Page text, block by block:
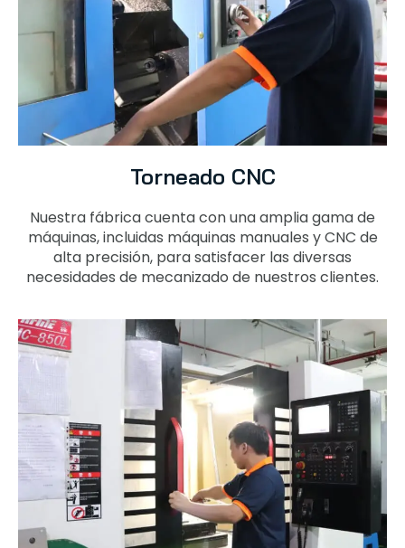
Torneado CNC
Nuestra fábrica cuenta con una amplia gama de
máquinas, incluidas máquinas manuales y CNC de
alta precisión, para satisfacer las diversas
necesidades de mecanizado de nuestros clientes.